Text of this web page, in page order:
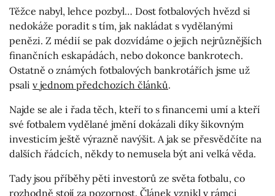
Těžce nabyl, lehce pozbyl… Dost fotbalových hvězd si
nedokáže poradit s tím, jak nakládat s vydělanými
penězi. Z médií se pak dozvídáme o jejich nejrůznějších
finančních eskapádách, nebo dokonce bankrotech.
Ostatně o známých fotbalových bankrotářích jsme už
psali v jednom předchozích článků.
Najde se ale i řada těch, kteří to s financemi umí a kteří
své fotbalem vydělané jmění dokázali díky šikovným
investicím ještě výrazně navýšit. A jak se přesvědčíte na
dalších řádcích, někdy to nemusela být ani velká věda.
Tady jsou příběhy pěti investorů ze světa fotbalu, co
rozhodně stojí za pozornost. Článek vznikl v rámci